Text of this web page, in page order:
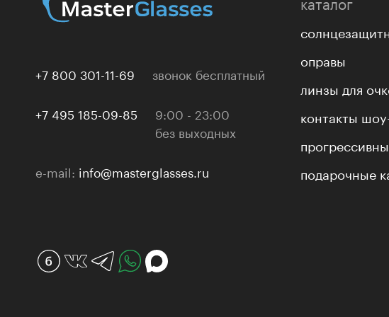
+7 800 301-11-69 звонок бесплатный
+7 495 185-09-85
9:00 - 23:00
без выходных
e-mail: info@masterglasses.ru
оправы
линзы для
контакты
подарочные